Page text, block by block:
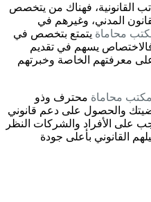
القانونية، فهناك من يتخصص
المدني، وغيرهم في
محاماة يتمتع بتخصص في
فالاختصاص يسهم في تقديم
على معرفتهم الخاصة وخبرتهم
مكتب محاماة محترف وذو
والحصول على دعم قانوني
الأفراد والشركات النظر
القانوني بأعلى جودة